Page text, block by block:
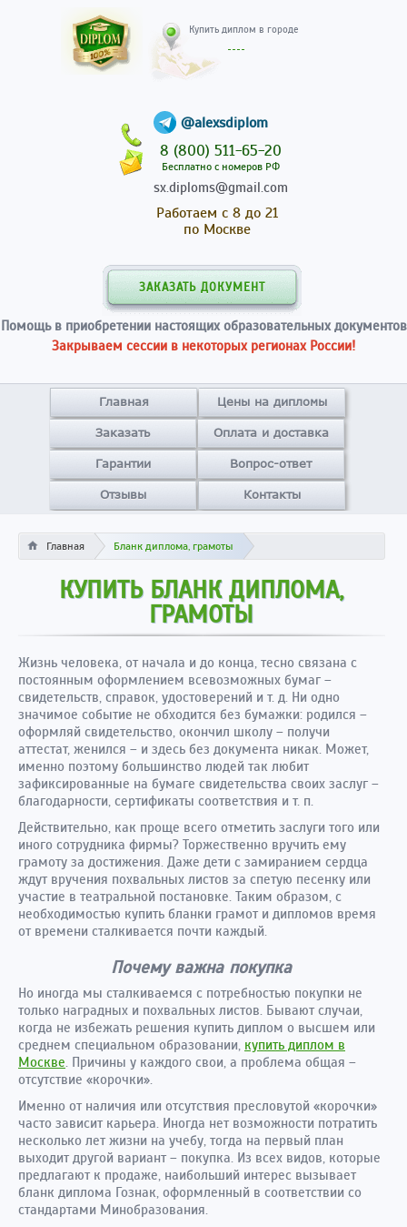
@alexsdiplom
8 (800) 511-65-20
Бесплатно с номеров РФ
sx.diploms@gmail.com
Работаем с 8 до 21
по Москве
ЗАКАЗАТЬ ДОКУМЕНТ
Помощь в приобретении настоящих образовательных документов
Закрываем сессии в некоторых регионах России!
Главная Цены на дипломы
Заказать Оплата и доставка
Гарантии Вопрос-ответ
Отзывы Контакты
Главная Бланк диплома, грамоты
КУПИТЬ БЛАНК ДИПЛОМА,
ГРАМОТЫ
Жизнь человека, от начала и до конца, тесно связана с
постоянным оформлением всевозможных бумаг –
свидетельств, справок, удостоверений и т. д. Ни одно
значимое событие не обходится без бумажки: родился –
оформляй свидетельство, окончил школу – получи
аттестат, женился – и здесь без документа никак. Может,
именно поэтому большинство людей так любит
зафиксированные на бумаге свидетельства своих заслуг –
благодарности, сертификаты соответствия и т. п.
Действительно, как проще всего отметить заслуги того или
иного сотрудника фирмы? Торжественно вручить ему
грамоту за достижения. Даже дети с замиранием сердца
ждут вручения похвальных листов за спетую песенку или
участие в театральной постановке. Таким образом, с
необходимостью купить бланки грамот и дипломов время
от времени сталкивается почти каждый.
Почему важна покупка
Но иногда мы сталкиваемся с потребностью покупки не
только наградных и похвальных листов. Бывают случаи,
когда не избежать решения купить диплом о высшем или
среднем специальном образовании, купить диплом в
Москве. Причины у каждого свои, а проблема общая –
отсутствие «корочки».
Именно от наличия или отсутствия пресловутой «корочки»
часто зависит карьера. Иногда нет возможности потратить
несколько лет жизни на учебу, тогда на первый план
выходит другой вариант – покупка. Из всех видов, которые
предлагают к продаже, наибольший интерес вызывает
бланк диплома Гознак, оформленный в соответствии со
стандартами Минобразования.